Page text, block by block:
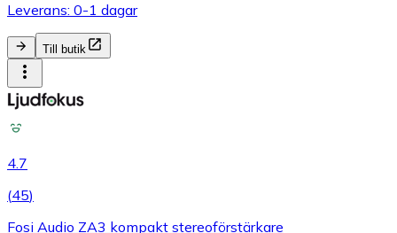
Leverans: 0-1 dagar
Till butik
4.7
(45)
Fosi Audio ZA3 kompakt stereoförstärkare